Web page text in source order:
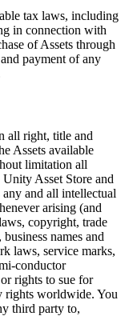
tax laws, including
in connection with
of Assets through
payment of any
all right, title and
Assets available
limitation all
Asset Store and
and all intellectual
arising (and
copyright, trade
names and
laws, service marks,
conductor
rights to sue for
rights worldwide. You
third party to,